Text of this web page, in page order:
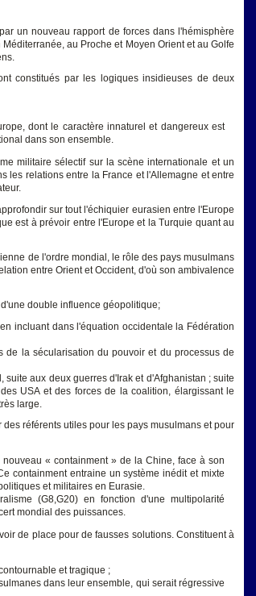
un nouveau rapport de forces dans l'hémisphère
au Proche et Moyen Orient et au Golfe
constitués par les logiques insidieuses de deux
dont le caractère innaturel et dangereux est
dans son ensemble.
militaire sélectif sur la scène internationale et un
les relations entre la France et l'Allemagne et entre
sur tout l'échiquier eurasien entre l'Europe
est à prévoir entre l'Europe et la Turquie quant au
de l'ordre mondial, le rôle des pays musulmans
entre Orient et Occident, d'où son ambivalence
double influence géopolitique;
incluant dans l'équation occidentale la Fédération
de la sécularisation du pouvoir et du processus de
aux deux guerres d'Irak et d'Afghanistan ; suite
USA et des forces de la coalition, élargissant le
large.
référents utiles pour les pays musulmans et pour
« containment » de la Chine, face à son
containment entraine un système inédit et mixte
et militaires en Eurasie.
(G8,G20) en fonction d'une multipolarité
mondial des puissances.
de place pour de fausses solutions. Constituent à
et tragique ;
dans leur ensemble, qui serait régressive